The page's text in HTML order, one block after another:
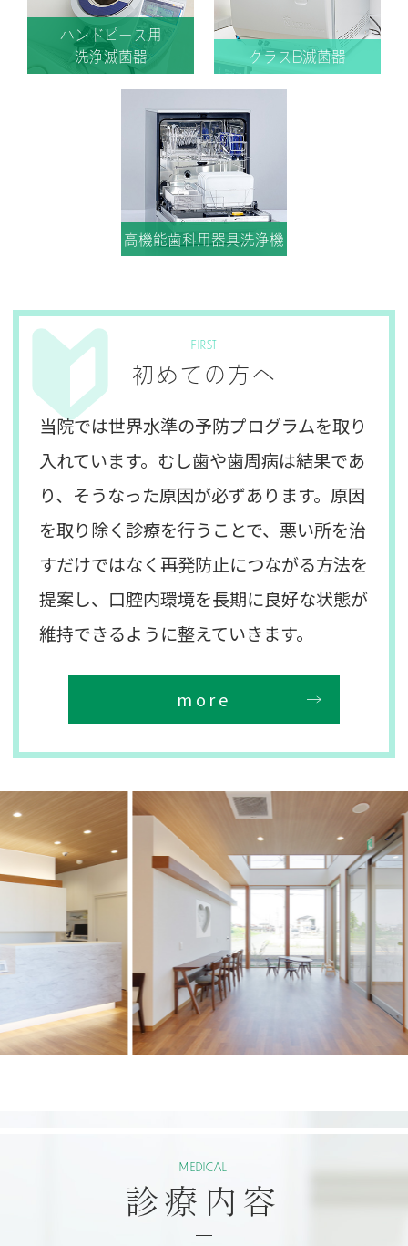
ハンドピース用
洗浄滅菌器
クラスB滅菌器
高機能歯科用器具洗浄機
FIRST
初めての方へ
当院では世界水準の予防プログラムを取り
入れています。むし歯や歯周病は結果であ
り、そうなった原因が必ずあります。原因
を取り除く診療を行うことで、悪い所を治
すだけではなく再発防止につながる方法を
提案し、口腔内環境を長期に良好な状態が
維持できるように整えていきます。
more
MEDICAL
診療内容